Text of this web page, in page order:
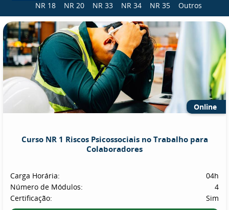
NR 18
NR 20 NR 33 NR 34 NR 35 Outros
Online
Curso NR 1 Riscos Psicossociais no Trabalho para
Colaboradores
Carga Horária:
04h
Número de Módulos:
4
Certificação:
Sim